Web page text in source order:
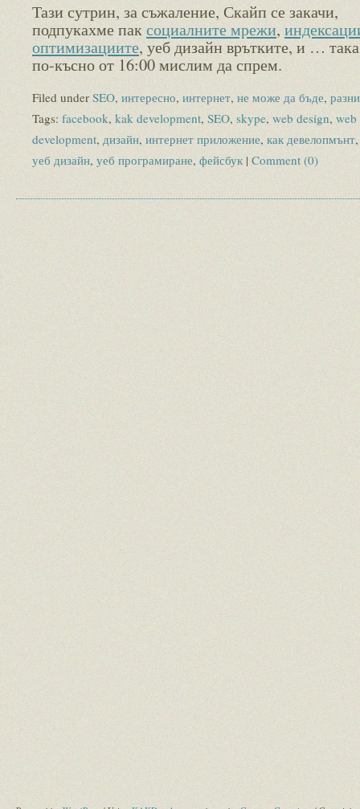
Тази сутрин, за съжаление, Скайп се закачи,
подпукахме паксоциалните мрежи,
оптимизациите, уеб дизайн врътките, и …
по-късно от 16:00 мислим да спрем.
Filed under SEO, интересно, интернет, не може да бъде,
Tags: facebook, kak development, SEO, skype, web design, web
development, дизайн, интернет приложение, как девелопмънт
уеб дизайн, уеб програмиране, фейсбук | Comment (0)